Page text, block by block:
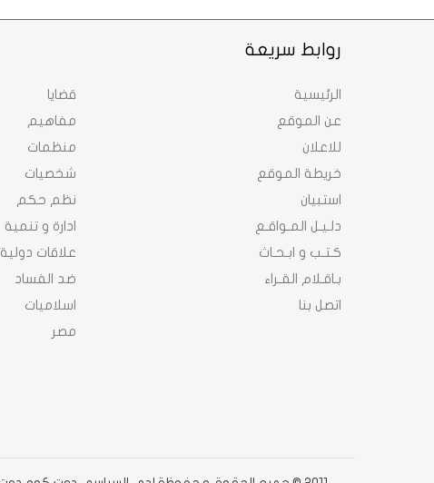
روابط سريعة
الرئيسية
عن الموقع
للاعلان
خريطة الموقع
استبيان
دلـيـل المـواقـع
كـتـب و ابـحـاث
بـاقـلام القـراء
اتصل بنا
قضايا
مفاهيم
منظمات
شخصيات
نظم حكم
ادارة و تنمية
علاقات دولية
ضد الفساد
اسلاميات
مصر